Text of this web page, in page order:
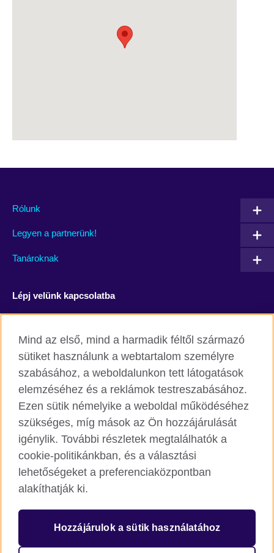
Rólunk
Legyen a partnerünk!
Tanároknak
Lépj velünk kapcsolatba
Instagram Blog
RSS TikTok
British Council világszerte
Adatvédelmi szabályzat
Cookie
Honlaptérkép
© 2026 British Council
Mind az első, mind a harmadik féltől származó
sütiket használunk a webtartalom személyre
szabásához, a weboldalunkon tett látogatások
elemzéséhez és a reklámok testreszabásához.
Ezen sütik némelyike a weboldal működéséhez
szükséges, míg mások az Ön hozzájárulását
igénylik. További részletek megtalálhatók a
cookie-politikánkban, és a választási
lehetőségeket a preferenciaközpontban
alakíthatják ki.
Hozzájárulok a sütik használatához